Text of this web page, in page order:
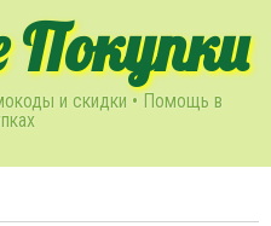
Покупки
и скидки • Помощь в